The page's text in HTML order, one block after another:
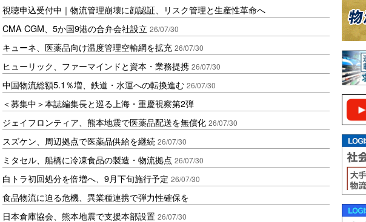
視聴申込受付中｜物流管理崩壊に顔認証、リスク管理と生産性革命へ
CMA CGM、5か国9港の合弁会社設立 26/07/30
キューネ、医薬品向け温度管理空輸網を拡充 26/07/30
ヒューリック、ファーマインドと資本・業務提携 26/07/30
中国物流総額5.1％増、鉄道・水運への転換進む 26/07/30
＜募集中＞本誌編集長と巡る上海・重慶視察第2弾
ジェイフロンティア、熊本地震で医薬品配送を無償化 26/07/30
スズケン、周辺拠点で医薬品供給を継続 26/07/30
ミタセル、船橋に冷凍食品の製造・物流拠点 26/07/30
白トラ初回処分を倍増へ、9月下旬施行予定 26/07/30
食品物流に迫る危機、異業種連携で弾力性確保を
日本倉庫協会、熊本地震で支援本部設置 26/07/30